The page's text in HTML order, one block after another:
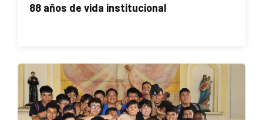
88 años de vida institucional